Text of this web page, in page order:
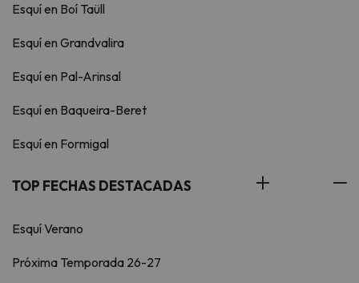
Esquí en Boí Taüll
Esquí en Grandvalira
Esquí en Pal-Arinsal
Esquí en Baqueira-Beret
Esquí en Formigal
TOP FECHAS DESTACADAS
Esquí Verano
Próxima Temporada 26-27